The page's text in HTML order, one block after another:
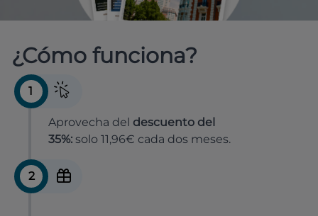
¿Cómo funciona?
1
Aprovecha del descuento del
35%: solo 11,96€ cada dos meses.
2